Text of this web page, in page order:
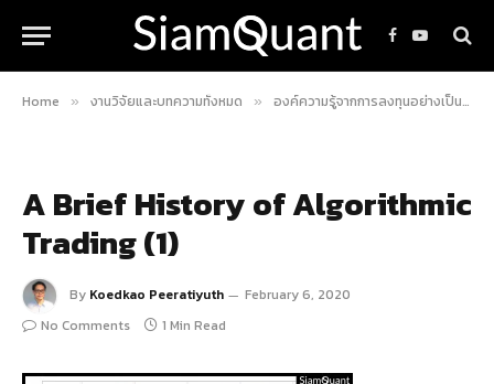
Facebook
YouTube
Home » งานวิจัยและบทความทั้งหมด » องค์ความรู้จากการลงทุนอย่างเป็นระบบ
A Brief History of Algorithmic
Trading (1)
By Koedkao Peeratiyuth
February 6, 2020
No Comments
1 Min Read